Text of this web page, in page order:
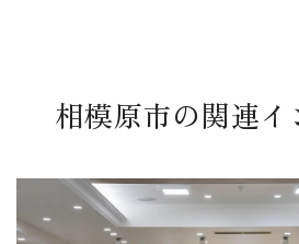
相模原市の関連イ